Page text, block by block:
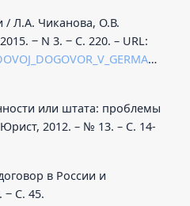
/ Л.А. Чиканова, О.В.
‒ N 3. ‒ С. 220. – URL:
или штата: проблемы
2012. – № 13. – С. 14-
в России и
‒ С. 45.